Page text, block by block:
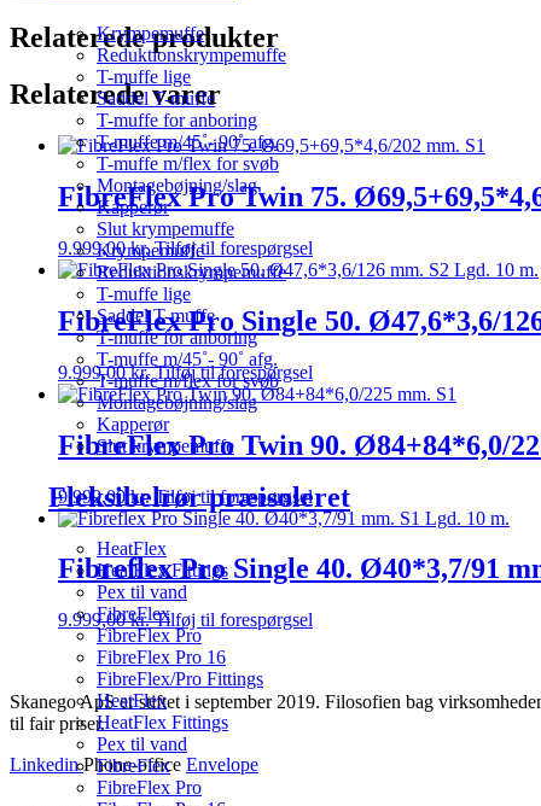
Krympemuffe
Reduktionskrympemuffe
T-muffe lige
Saddel T-muffe
T-muffe for anboring
T-muffe m/45˚- 90˚ afg.
T-muffe m/flex for svøb
Montagebøjning/slag
Kapperør
Slut krympemuffe
Krympemuffe
Reduktionskrympemuffe
T-muffe lige
Saddel T-muffe
T-muffe for anboring
T-muffe m/45˚- 90˚ afg.
T-muffe m/flex for svøb
Montagebøjning/slag
Kapperør
Slut krympemuffe
Fleksibelrør præisoleret
HeatFlex
HeatFlex Fittings
Pex til vand
FibreFlex
FibreFlex Pro
FibreFlex Pro 16
FibreFlex/Pro Fittings
HeatFlex
HeatFlex Fittings
Pex til vand
FibreFlex
FibreFlex Pro
Relaterede produkter
Relaterede varer
FibreFlex Pro Twin 75.
9.999,00kr. Tilføj til forespørgsel
FibreFlex Pro Single 50. Ø47,6*3,6/
9.999,00kr. Tilføj til forespørgsel
FibreFlex Pro Twin 90. Ø84+84*6,0/
9.999,00kr. Tilføj til forespørgsel
Fibreflex Pro Single 40. Ø40*3,7/91
9.999,00kr. Tilføj til forespørgsel
Skanego ApS er stiftet i september 2019. Filosofien bag
til fair priser.
Linkedin Phone-office Envelope